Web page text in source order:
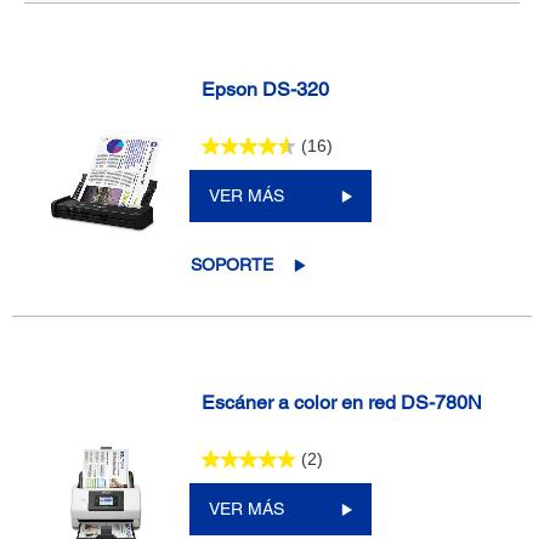
Epson DS-320
(16)
VER MÁS
SOPORTE
Escáner a color en red DS-780N
(2)
VER MÁS